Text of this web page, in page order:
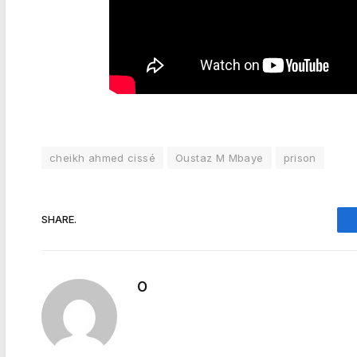
cheikh ahmed cissé Oustaz M Mbaye prison
SHARE.
O